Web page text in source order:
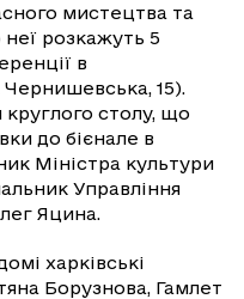
мистецтва та
неї розкажуть 5
в
Чернишевська, 15).
столу, що
до бієнале в
Міністра культури
Управління
Яцина.
харківські
Борузнова, Гамлет